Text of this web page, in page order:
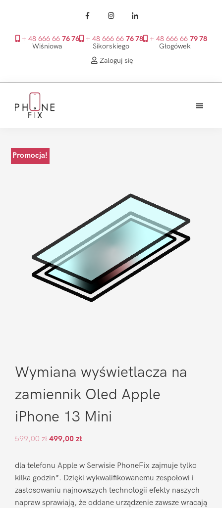
+ 48 666 66 76 76
Wiśniowa
+ 48 666 66 76 78
Sikorskiego
+ 48 666 66 79 78
Głogówek
Zaloguj się
głównego
bocznego
Promocja!
Wymiana wyświetlacza na
zamiennik Oled Apple
iPhone 13 Mini
599,00zł 499,00 zł
dla telefonu Apple w Serwisie PhoneFix zajmuje tylko
kilka godzin*. Dzięki wykwalifikowanemu zespołowi i
zastosowaniu najnowszych technologii efekty naszych
napraw sprawiają, że oddane urządzenie zawsze wracają